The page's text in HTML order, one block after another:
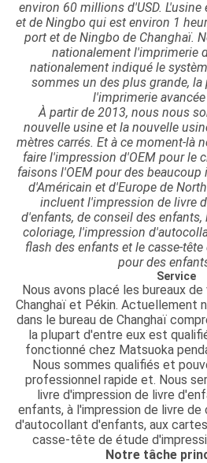
environ 60 millions d'USD.
et de Ningbo qui est environ 1
port et de Ningbo de Changhaï.
nationalement l'imprimerie
nationalement indiqué le
sommes un des plus grande,
l'imprimerie avancée
À partir de 2013, nous nous
nouvelle usine et la nouvelle
mètres carrés. Et à ce moment-là
faire l'impression d'OEM pour le
faisons l'OEM pour des
d'Américain et d'Europe de
incluent l'impression de livre
d'enfants, de conseil des
coloriage, l'impression
flash des enfants et le casse-
pour des
Service
Nous avons placé les bureaux
Changhaï et Pékin. Actuellement
dans le bureau de Changhaï
la plupart d'entre eux est
fonctionné chez Matsuoka
Nous sommes qualifiés et
professionnel rapide et. Nous
livre d'impression de livre
enfants, à l'impression de livre de
d'autocollant d'enfants, aux
casse-tête de étude
Notre tâche